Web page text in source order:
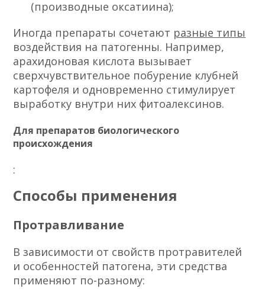
(производные оксатиина);
Иногда препараты сочетают разные типы
воздействия на патогенны. Например,
арахидоновая кислота вызывает
сверхчувствительное побурение клубней
картофеля и одновременно стимулирует
выработку внутри них фитоалексинов.
Для препаратов биологического
происхождения
:
Способы применения
Протравливание
В зависимости от свойств протравителей
и особенностей патогена, эти средства
применяют по-разному: